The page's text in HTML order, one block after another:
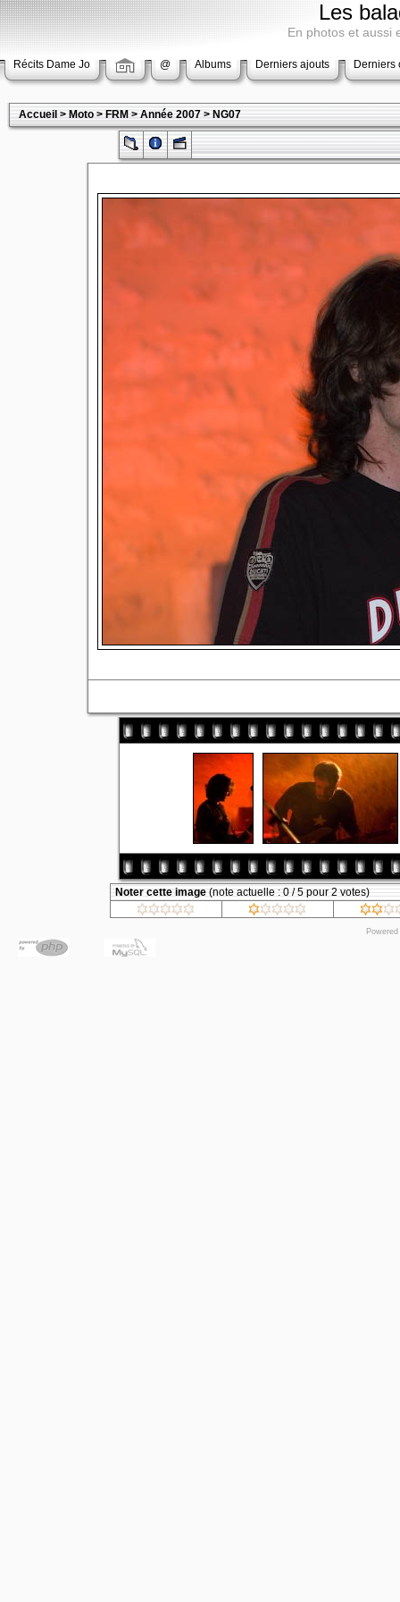
Les
En photos et aussi
Récits Dame Jo @ Albums Derniers ajouts Derniers
Accueil >Moto>FRM>Année 2007>NG07
Noter cette image (note actuelle : 0 / 5 pour 2 votes)